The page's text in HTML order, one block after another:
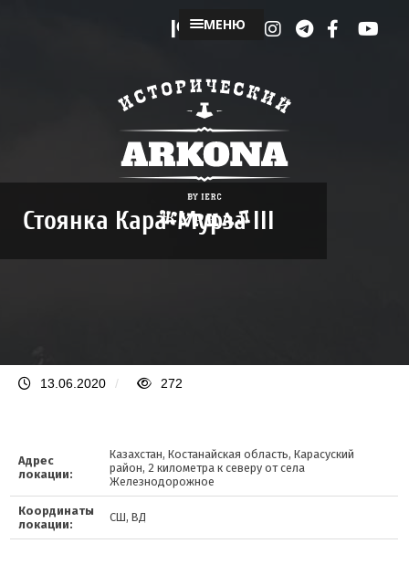
МЕНЮ
Стоянка Кара-Мурза III
13.06.2020 / 272
Адрес
локации:
Казахстан, Костанайская область, Карасуский
район, 2 километра к северу от села
Железнодорожное
Координаты
локации:
СШ, ВД